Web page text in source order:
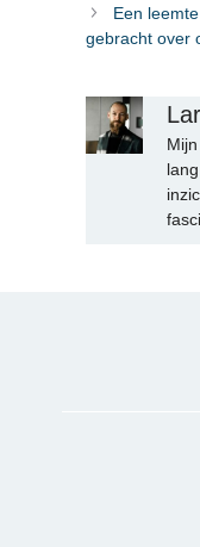
Een
gebracht over